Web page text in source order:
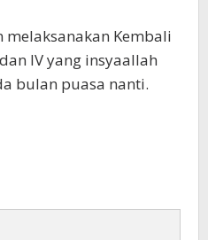
melaksanakan Kembali
IV yang insyaallah
bulan puasa nanti.